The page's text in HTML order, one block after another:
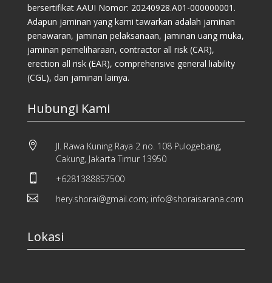
bersertifikat AAUI Nomor: 20240928.A01-000000001.
Adapun jaminan yang kami tawarkan adalah jaminan
penawaran, jaminan pelaksanaan, jaminan uang muka,
jaminan pemeliharaan, contractor all risk (CAR),
erection all risk (EAR), comprehensive general liability
(CGL), dan jaminan lainya.
Hubungi Kami

Jl. Rawa Kuning Raya 2 no. 108 Pulogebang,
Cakung, Jakarta Timur 13950
 +6281388857500
 hery.shorai@gmail.com; info@shoraisarana.com
Lokasi